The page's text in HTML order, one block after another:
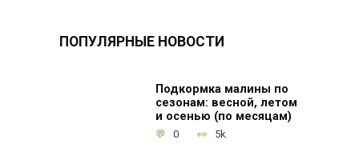
ПОПУЛЯРНЫЕ НОВОСТИ
Подкормка малины по
сезонам: весной, летом
и осенью (по месяцам)
0 5k.